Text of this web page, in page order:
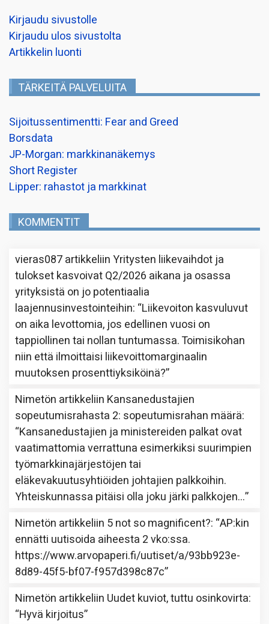
Kirjaudu sivustolle
Kirjaudu ulos sivustolta
Artikkelin luonti
TÄRKEITÄ PALVELUITA
Sijoitussentimentti: Fear and Greed
Borsdata
JP-Morgan: markkinanäkemys
Short Register
Lipper: rahastot ja markkinat
KOMMENTIT
vieras087artikkeliinYritysten liikevaihdot ja
tulokset kasvoivat Q2/2026 aikana ja osassa
yrityksistä on jo potentiaalia
laajennusinvestointeihin: “Liikevoiton kasvuluvut
on aika levottomia, jos edellinen vuosi on
tappiollinen tai nollan tuntumassa. Toimisikohan
niin että ilmoittaisi liikevoittomarginaalin
muutoksen prosenttiyksiköinä?”
Nimetön artikkeliin Kansanedustajien
sopeutumisrahasta 2: sopeutumisrahan määrä:
“Kansanedustajien ja ministereiden palkat ovat
vaatimattomia verrattuna esimerkiksi suurimpien
työmarkkinajärjestöjen tai
eläkevakuutusyhtiöiden johtajien palkkoihin.
Yhteiskunnassa pitäisi olla joku järki palkkojen…”
Nimetön artikkeliin 5 not so magnificent?: “AP:kin
ennätti uutisoida aiheesta 2 vko:ssa.
https://www.arvopaperi.fi/uutiset/a/93bb923e-
8d89-45f5-bf07-f957d398c87c”
Nimetön artikkeliin Uudet kuviot, tuttu osinkovirta:
“Hyvä kirjoitus”